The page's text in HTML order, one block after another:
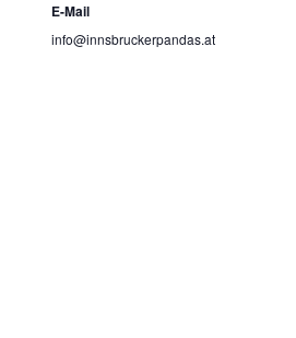
E-Mail
info@innsbruckerpandas.at